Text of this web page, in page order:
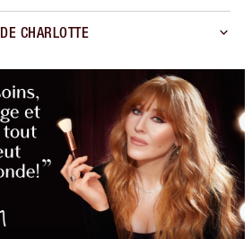
CHARLOTTE